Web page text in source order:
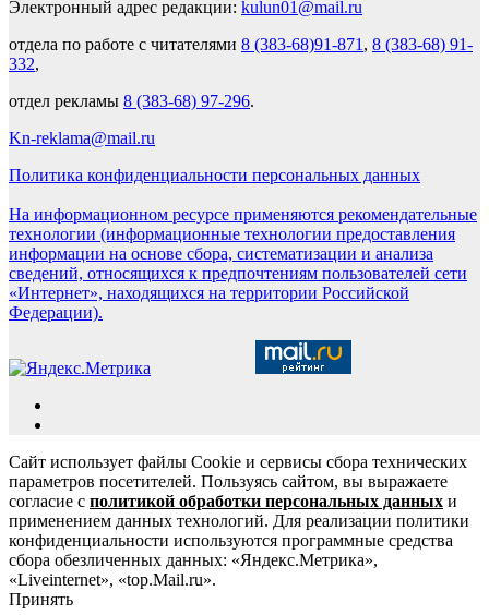
Электронный адрес редакции: kulun01@mail.ru
отдела по работе с читателями 8 (383-68)91-871 , 8 (383-68) 91-
332,
отдел рекламы 8 (383-68) 97-296.
Kn-reklama@mail.ru
Политика конфиденциальности персональных данных
На информационном ресурсе применяются рекомендательные
технологии (информационные технологии предоставления
информации на основе сбора, систематизации и анализа
сведений, относящихся к предпочтениям пользователей сети
«Интернет», находящихся на территории Российской
Федерации).
Сайт использует файлы Cookie и сервисы сбора технических
параметров посетителей. Пользуясь сайтом, вы выражаете
согласие с политикой обработки персональных данных и
применением данных технологий. Для реализации политики
конфиденциальности используются программные средства
сбора обезличенных данных: «Яндекс.Метрика»,
«Liveinternet», «top.Mail.ru».
Принять